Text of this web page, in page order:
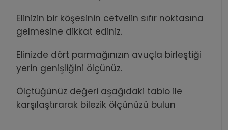
Elinizin bir köşesinin cetvelin sıfır noktasına
gelmesine dikkat ediniz.
Elinizde dört parmağınızın avuçla birleştiği
yerin genişliğini ölçünüz.
Ölçtüğünüz değeri aşağıdaki tablo ile
karşılaştırarak bilezik ölçünüzü bulun